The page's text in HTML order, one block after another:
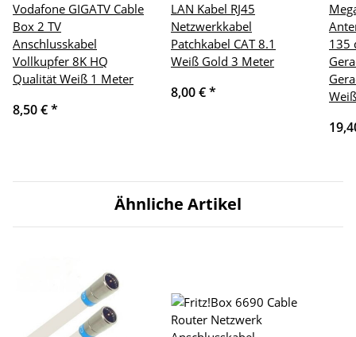
Vodafone GIGATV Cable
Box 2 TV
Anschlusskabel
Vollkupfer 8K HQ
Qualität Weiß 1 Meter
8,50 €*
LAN Kabel RJ45
Netzwerkkabel
Patchkabel CAT 8.1
Weiß Gold 3 Meter
8,00 €*
135
Ähnliche Artikel